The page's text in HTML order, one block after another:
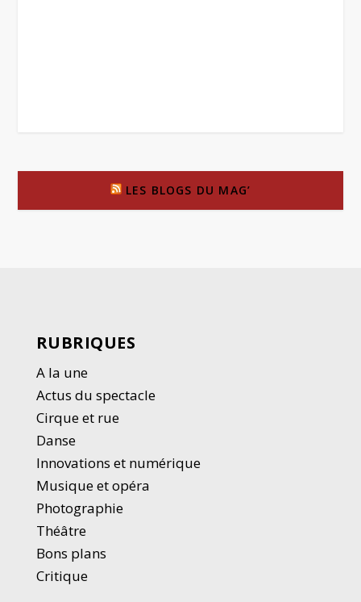
LES BLOGS DU MAG’
RUBRIQUES
A la une
Actus du spectacle
Cirque et rue
Danse
Innovations et numérique
Musique et opéra
Photographie
Théâtre
Bons plans
Critique